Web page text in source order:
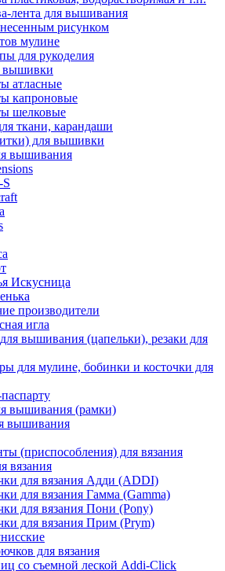
лента для вышивания
рисунком
мулине
для рукоделия
вышивки
атласные
капроновые
шелковые
ткани, карандаши
для вышивки
вышивания
Искусница
производители
игла
вышивания (цапельки), резаки для
для мулине, бобинки и косточки для
вышивания (рамки)
вышивания
(приспособления) для вязания
вязания
для вязания Адди (ADDI)
для вязания Гамма (Gamma)
для вязания Пони (Pony)
для вязания Прим (Prym)
для вязания
со съемной леской Addi-Click